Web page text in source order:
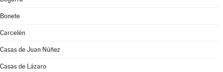
Bonete
Carcelén
Casas de Juan Núñez
Casas de Lázaro